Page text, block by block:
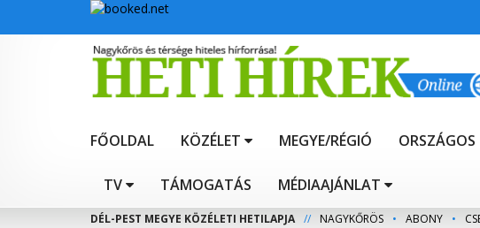
FŐOLDAL KÖZÉLET MEGYE/RÉGIÓ ORSZÁGOS
TV TÁMOGATÁS MÉDIAAJÁNLAT
DÉL-PEST MEGYE KÖZÉLETI HETILAPJA // NAGYKŐRÖS • ABONY •